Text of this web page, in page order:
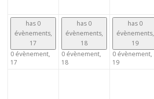
has 0
évènements,
17
0 évènement,
17
has 0
évènements,
18
0 évènement,
18
has 0
évènements,
19
0 évènement,
19